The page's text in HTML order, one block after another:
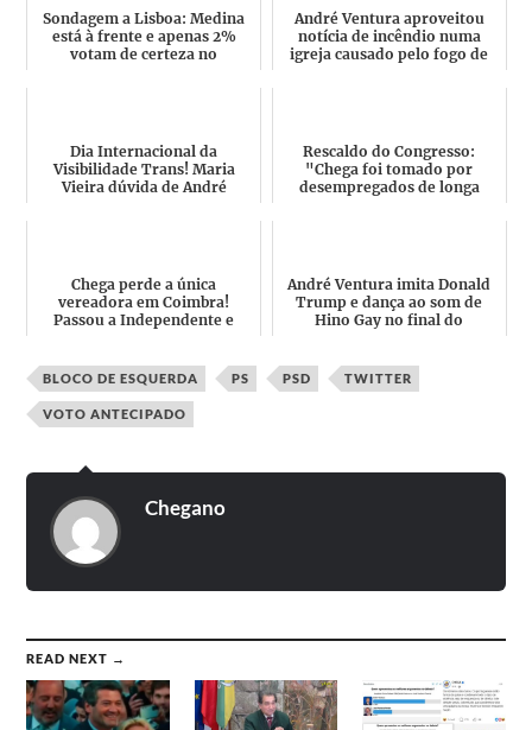
Sondagem a Lisboa: Medina
está à frente e apenas 2%
votam de certeza no
André Ventura aproveitou
notícia de incêndio numa
igreja causado pelo fogo de
Dia Internacional da
Visibilidade Trans! Maria
Vieira dúvida de André
Rescaldo do Congresso:
"Chega foi tomado por
desempregados de longa
Chega perde a única
vereadora em Coimbra!
Passou a Independente e
André Ventura imita Donald
Trump e dança ao som de
Hino Gay no final do
BLOCO DE ESQUERDA PS PSD TWITTER
VOTO ANTECIPADO
Chegano
READ NEXT →